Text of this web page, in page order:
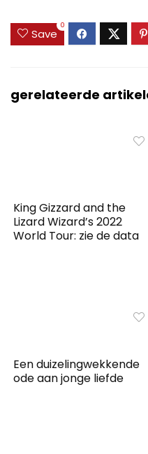
Save
0
gerelateerde
King Gizzard and the
Lizard Wizard’s 2022
World Tour: zie de data
Een duizelingwekkende
ode aan jonge liefde